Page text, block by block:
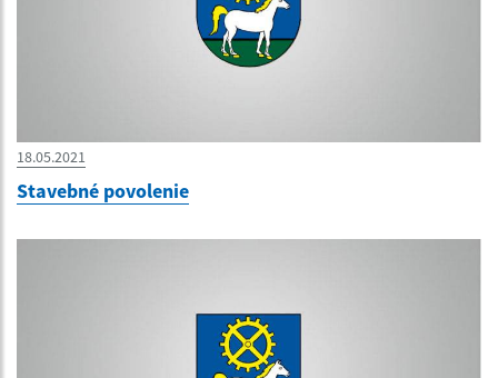
18.05.2021
Stavebné povolenie